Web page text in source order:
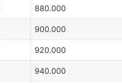
880.000
900.000
920.000
940.000